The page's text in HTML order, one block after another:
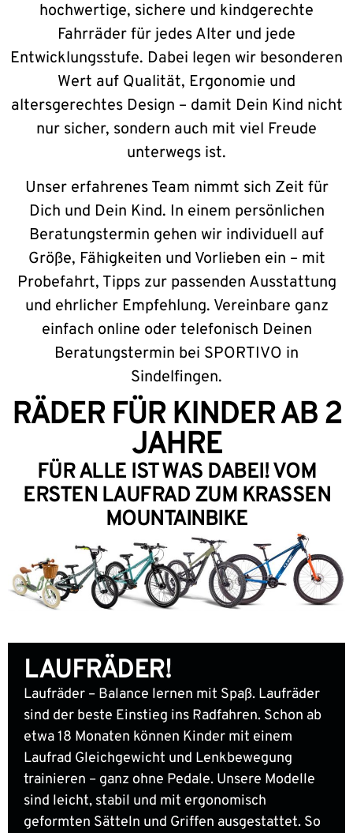
hochwertige, sichere und kindgerechte
Fahrräder für jedes Alter und jede
Entwicklungsstufe. Dabei legen wir besonderen
Wert auf Qualität, Ergonomie und
altersgerechtes Design – damit Dein Kind nicht
nur sicher, sondern auch mit viel Freude
unterwegs ist.
Unser erfahrenes Team nimmt sich Zeit für
Dich und Dein Kind. In einem persönlichen
Beratungstermin gehen wir individuell auf
Größe, Fähigkeiten und Vorlieben ein – mit
Probefahrt, Tipps zur passenden Ausstattung
und ehrlicher Empfehlung. Vereinbare ganz
einfach online oder telefonisch Deinen
Beratungstermin bei SPORTIVO in
Sindelfingen.
RÄDER FÜR KINDER AB 2
JAHRE
FÜR ALLE IST WAS DABEI! VOM
ERSTEN LAUFRAD ZUM KRASSEN
MOUNTAINBIKE
LAUFRÄDER!
Laufräder – Balance lernen mit Spaß. Laufräder
sind der beste Einstieg ins Radfahren. Schon ab
etwa 18 Monaten können Kinder mit einem
Laufrad Gleichgewicht und Lenkbewegung
trainieren – ganz ohne Pedale. Unsere Modelle
sind leicht, stabil und mit ergonomisch
geformten Sätteln und Griffen ausgestattet. So